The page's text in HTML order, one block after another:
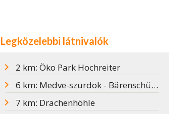
Legközelebbi látnivalók
2 km: Öko Park Hochreiter
6 km: Medve-szurdok - Bärenschützklamm
7 km: Drachenhöhle